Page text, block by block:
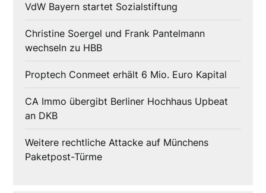
VdW Bayern startet Sozialstiftung
Christine Soergel und Frank Pantelmann
wechseln zu HBB
Proptech Conmeet erhält 6 Mio. Euro Kapital
CA Immo übergibt Berliner Hochhaus Upbeat
an DKB
Weitere rechtliche Attacke auf Münchens
Paketpost-Türme